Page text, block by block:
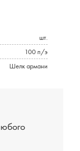
шт.
100 п/э
Шелк армани